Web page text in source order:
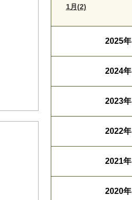
1月(2)
2025年
2024年
2023年
2022年
2021年
2020年